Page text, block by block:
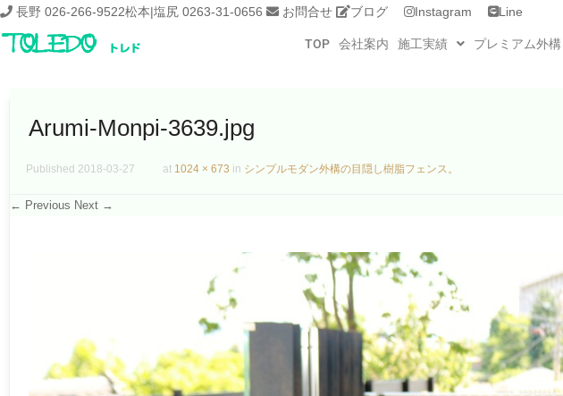
長野 026-266-9522松本|塩尻 0263-31-0656 お問合せ ブログ Instagram Line
TOP
会社案内 施工実績 プレミアム外構
Arumi-Monpi-3639.jpg
Published 2018-03-27 at 1024 × 673 in シンプルモダン外構の目隠し樹脂フェンス。
← Previous Next →